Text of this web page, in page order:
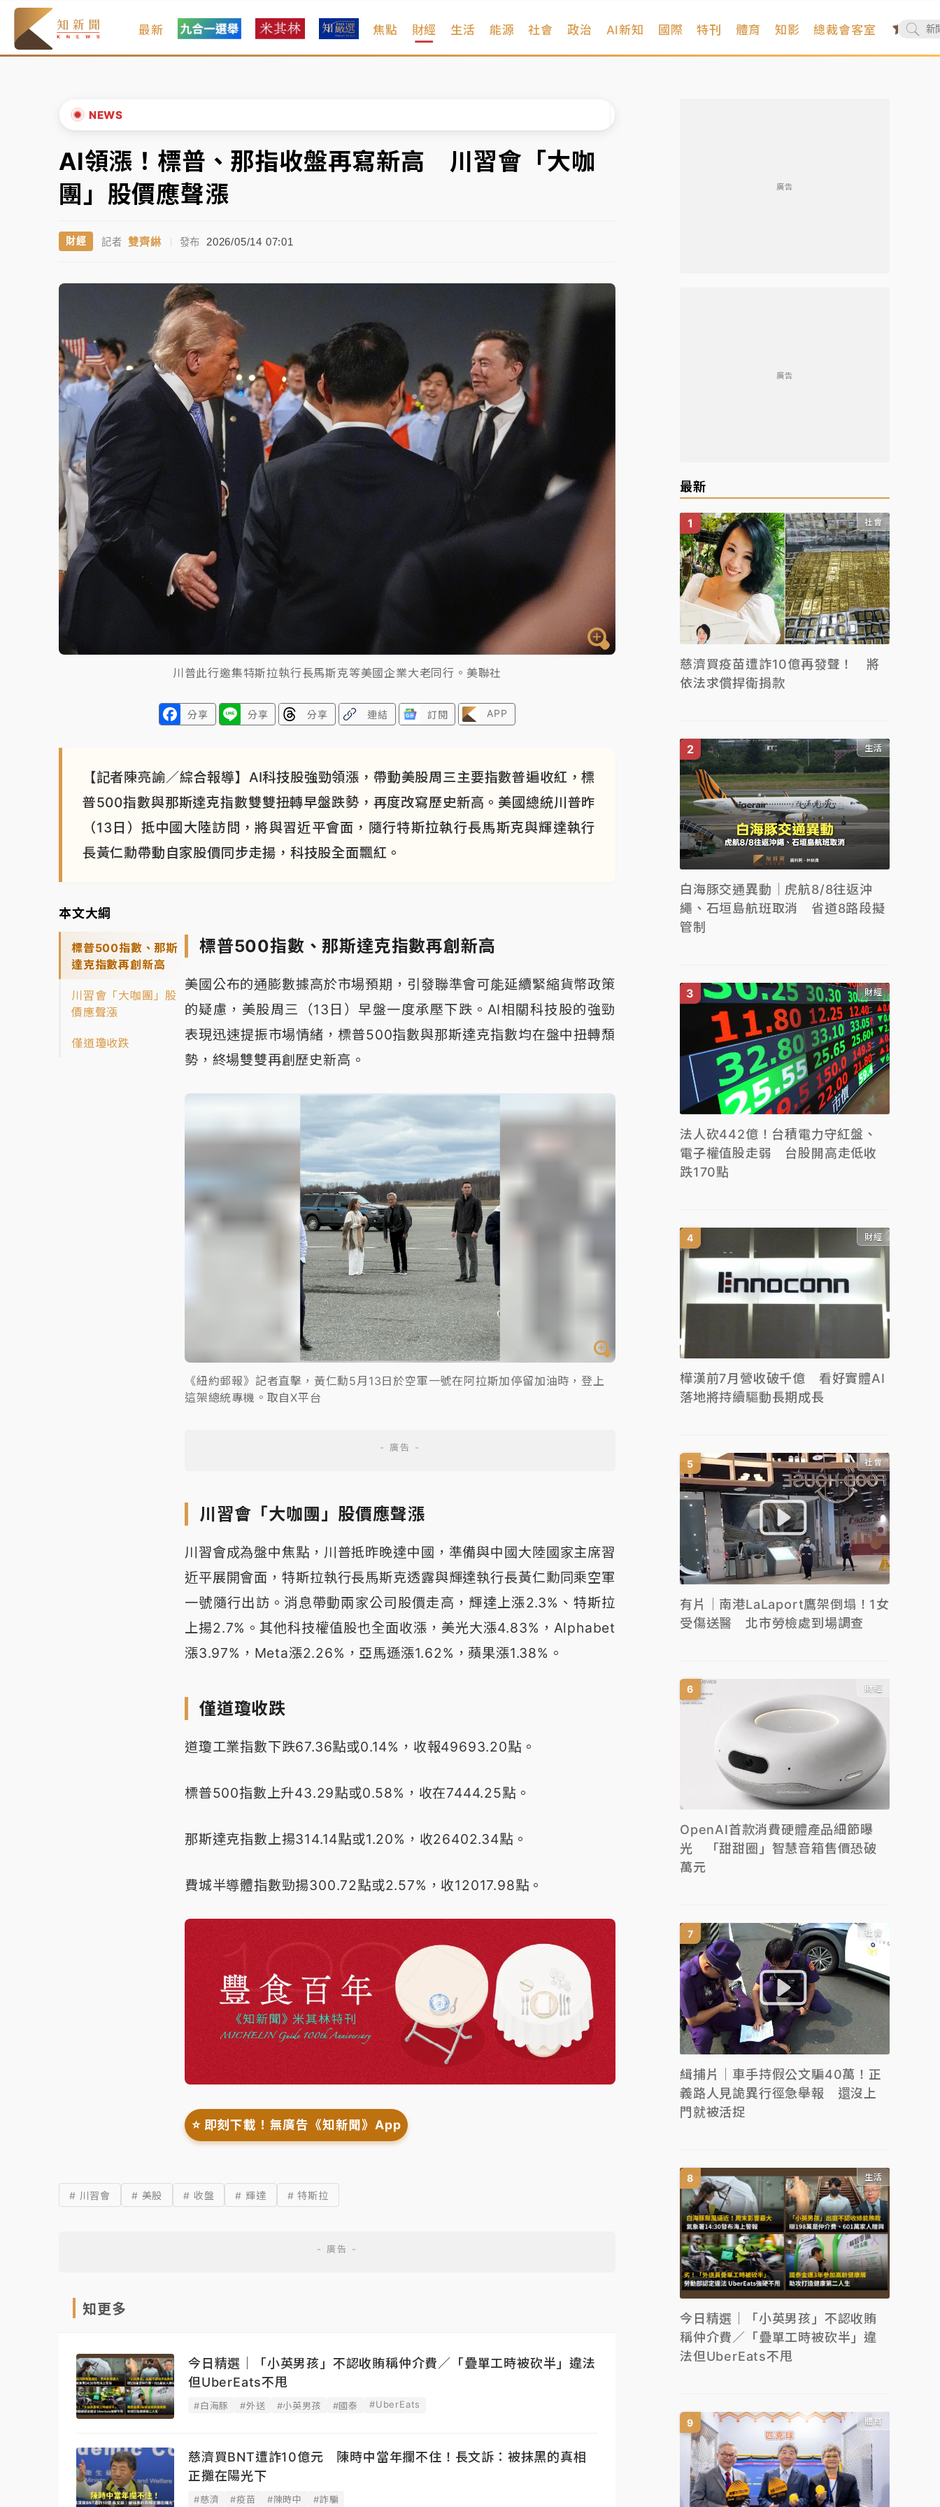
最新 焦點 財經 生活 能源 社會 政治 AI新知 國際 特刊 體育 知影 總裁會客室
NEWS
中信慈善基金會想增加董事人數！辜仲諒向法院聲請遭駁 理由曝光
故宮《龍藏經》特展第2檔！今線上預約開賣一度塞車 周六起展出延長至晚上7時
台東農業處長涉圖利渡假村！東檢抗告成功 今重開羈押庭
女律師陳昱瑄詐慈濟10億！黃金158kg遭查扣畫面曝光
中信慈善基金會想增加董事人數！辜仲諒向法院聲請遭駁 理由曝光
故宮《龍藏經》特展第2檔！今線上預約開賣一度塞車 周六起展出延長至晚上7時
台東農業處長涉圖利渡假村！東檢抗告成功 今重開羈押庭
父親節泡湯了！中颱白海豚雨彈轟3天 「紅到發紫」降雨熱區曝
▲
▼
AI領漲！標普、那指收盤再寫新高 川習會「大咖
團」股價應聲漲
財經 記者 雙齊綝 | 發布 2026/05/14 07:01
川普此行邀集特斯拉執行長馬斯克等美國企業大老同行。美聯社
分享 分享 分享 連結 訂閱 APP
【記者陳亮諭／綜合報導】AI科技股強勁領漲，帶動美股周三主要指數普遍收紅，標
普500指數與那斯達克指數雙雙扭轉早盤跌勢，再度改寫歷史新高。美國總統川普昨
（13日）抵中國大陸訪問，將與習近平會面，隨行特斯拉執行長馬斯克與輝達執行
長黃仁勳帶動自家股價同步走揚，科技股全面飄紅。
本文大綱
標普500指數、那斯
達克指數再創新高
川習會「大咖團」股
價應聲漲
僅道瓊收跌
標普500指數、那斯達克指數再創新高
美國公布的通膨數據高於市場預期，引發聯準會可能延續緊縮貨幣政策
的疑慮，美股周三（13日）早盤一度承壓下跌。AI相關科技股的強勁
表現迅速提振市場情緒，標普500指數與那斯達克指數均在盤中扭轉頹
勢，終場雙雙再創歷史新高。
《紐約郵報》記者直擊，黃仁勳5月13日於空軍一號在阿拉斯加停留加油時，登上
這架總統專機。取自X平台
川習會「大咖團」股價應聲漲
川習會成為盤中焦點，川普抵昨晚達中國，準備與中國大陸國家主席習
近平展開會面，特斯拉執行長馬斯克透露與輝達執行長黃仁勳同乘空軍
一號隨行出訪。消息帶動兩家公司股價走高，輝達上漲2.3%、特斯拉
上揚2.7%。其他科技權值股也全面收漲，美光大漲4.83%，Alphabet
漲3.97%，Meta漲2.26%，亞馬遜漲1.62%，蘋果漲1.38%。
僅道瓊收跌
道瓊工業指數下跌67.36點或0.14%，收報49693.20點。
標普500指數上升43.29點或0.58%，收在7444.25點。
那斯達克指數上揚314.14點或1.20%，收26402.34點。
費城半導體指數勁揚300.72點或2.57%，收12017.98點。
⭐️ 即刻下載！無廣告《知新聞》App
# 川習會 # 美股 # 收盤 # 輝達 # 特斯拉
知更多
今日精選｜「小英男孩」不認收賄稱仲介費／「疊單工時被砍半」違法
但UberEats不甩
#白海豚 #外送 #小英男孩 #國泰 #UberEats
慈濟買BNT遭詐10億元 陳時中當年攔不住！長文訴：被抹黑的真相
正攤在陽光下
#慈濟 #疫苗 #陳時中 #詐騙
廣告
廣告
最新
社會
慈濟買疫苗遭詐10億再發聲！ 將
依法求償捍衛捐款
生活
白海豚交通異動｜虎航8/8往返沖
繩、石垣島航班取消 省道8路段擬
管制
財經
法人砍442億！台積電力守紅盤、
電子權值股走弱 台股開高走低收
跌170點
財經
樺漢前7月營收破千億 看好實體AI
落地將持續驅動長期成長
社會
有片｜南港LaLaport鷹架倒塌！1女
受傷送醫 北市勞檢處到場調查
財經
OpenAI首款消費硬體產品細節曝
光 「甜甜圈」智慧音箱售價恐破
萬元
社會
緝捕片｜車手持假公文騙40萬！正
義路人見詭異行徑急舉報 還沒上
門就被活捉
生活
今日精選｜「小英男孩」不認收賄
稱仲介費／「疊單工時被砍半」違
法但UberEats不甩
體育